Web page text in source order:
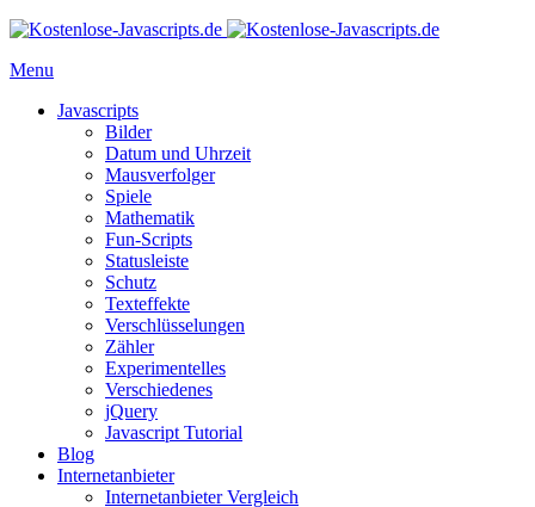
Menu
Javascripts
Bilder
Datum und Uhrzeit
Mausverfolger
Spiele
Mathematik
Fun-Scripts
Statusleiste
Schutz
Texteffekte
Verschlüsselungen
Zähler
Experimentelles
Verschiedenes
jQuery
Javascript Tutorial
Blog
Internetanbieter
Internetanbieter Vergleich